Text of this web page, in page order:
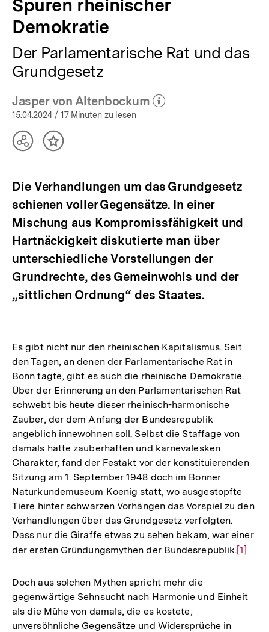
Spuren rheinischer
Demokratie
Der Parlamentarische Rat und das
Grundgesetz
Jasper von Altenbockum
(Mehr zum Autor)
15.04.2024 / 17 Minuten zu lesen
TeilenInhalt
Die Verhandlungen um das Grundgesetz
schienen voller Gegensätze. In einer
Mischung aus Kompromissfähigkeit und
Hartnäckigkeit diskutierte man über
unterschiedliche Vorstellungen der
Grundrechte, des Gemeinwohls und der
„sittlichen Ordnung“ des Staates.
Es gibt nicht nur den rheinischen Kapitalismus. Seit
den Tagen, an denen der Parlamentarische Rat in
Bonn tagte, gibt es auch die rheinische Demokratie.
Über der Erinnerung an den Parlamentarischen Rat
schwebt bis heute dieser rheinisch-harmonische
Zauber, der dem Anfang der Bundesrepublik
angeblich innewohnen soll. Selbst die Staffage von
damals hatte zauberhaften und karnevalesken
Charakter, fand der Festakt vor der konstituierenden
Sitzung am 1. September 1948 doch im Bonner
Naturkundemuseum Koenig statt, wo ausgestopfte
Tiere hinter schwarzen Vorhängen das Vorspiel zu den
Verhandlungen über das Grundgesetz verfolgten.
Dass nur die Giraffe etwas zu sehen bekam, war einer
der ersten Gründungsmythen der Bundesrepublik.Zur
[1]
Doch aus solchen Mythen spricht mehr die
gegenwärtige Sehnsucht nach Harmonie und Einheit
als die Mühe von damals, die es kostete,
unversöhnliche Gegensätze und Widersprüche in